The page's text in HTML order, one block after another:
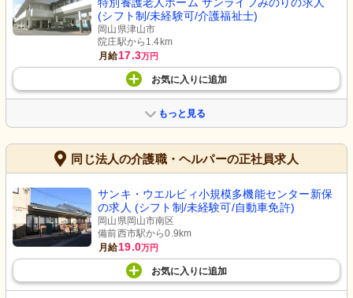
特別養護老人ホーム サンライフみのりの求人
(シフト制/未経験可/介護福祉士)
岡山県津山市
院庄駅から1.4km
月給17.3万円
お気に入り に追加
もっと見る
同じ法人の介護職・ヘルパーの正社員求人
サンキ・ウエルビィ小規模多機能センター新保
の求人 (シフト制/未経験可/自動車免許)
岡山県岡山市南区
備前西市駅から0.9km
月給19.0万円
お気に入り に追加